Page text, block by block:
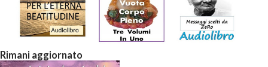
Rimani aggiornato